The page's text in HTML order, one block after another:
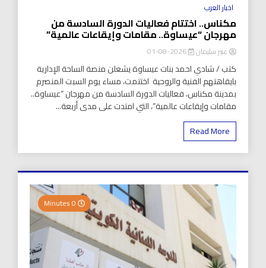
اخبار العرب
مكناس.. اختتام فعاليات الدورة السادسة من
مهرجان “عيساوة.. مقامات وإيقاعات عالمية”
عبير سليمان 2026-08-01
كتب / شادي احمد بنات عيساوة يشعلن منصة الساحة الإدارية
بايقاهتهم الفنية والروحية اختتمت، مساء يوم السبت المنصرم
بمدينة مكناس، فعاليات الدورة السادسة من مهرجان “عيساوة..
مقامات وإيقاعات عالمية”، التي امتدت على مدى أربعة...
Read More